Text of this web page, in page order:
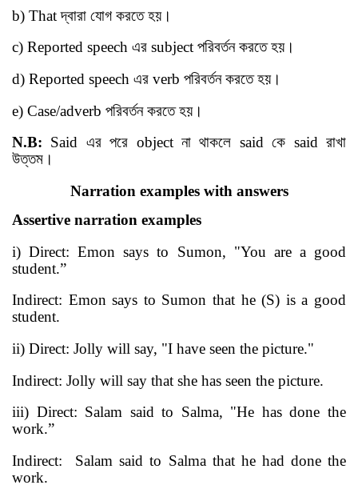
b) That দ্বারা যোগ করতে হয়।
c) Reported speech এর subject পরিবর্তন করতে হয়।
d) Reported speech এর verb পরিবর্তন করতে হয়।
e) Case/adverb পরিবর্তন করতে হয়।
N.B: Said এর পরে object না থাকলে said কে said রাখা
উত্তম ।
Narration examples with answers
Assertive narration examples
i) Direct: Emon says to Sumon, "You are a good
student.”
Indirect: Emon says to Sumon that he (S) is a good
student.
ii) Direct: Jolly will say, "I have seen the picture."
Indirect: Jolly will say that she has seen the picture.
iii) Direct: Salam said to Salma, "He has done the
work.”
Indirect:
Salam said to Salma that he had done the
work.